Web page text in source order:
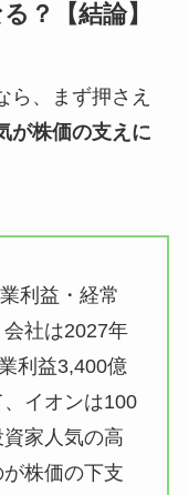
？【結論】
ら、まず押さえ
が株価の支えに
利益・経常
社は2027年
利益3,400億
イオンは100
家人気の高
株価の下支